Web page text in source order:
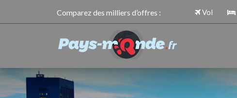
Comparez des milliers d’offres : Vol